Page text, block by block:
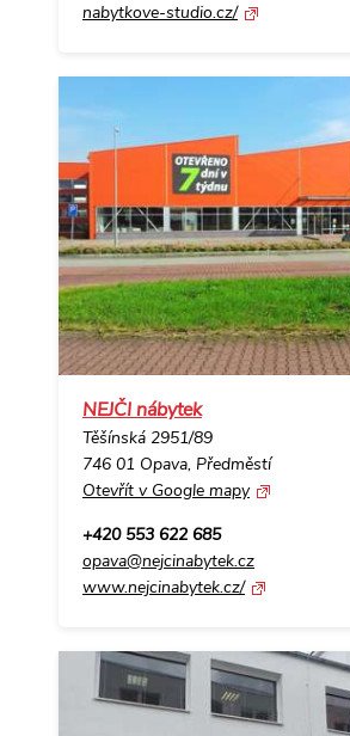
nabytkove-studio.cz/
NEJČI nábytek
Těšínská 2951/89
746 01 Opava, Předměstí
Otevřít v Google mapy
+420 553 622 685
opava@nejcinabytek.cz
www.nejcinabytek.cz/